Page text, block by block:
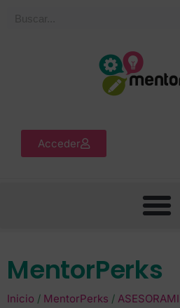
Acceder
MentorPerks
Inicio / MentorPerks /